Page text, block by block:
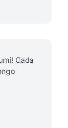
Cada